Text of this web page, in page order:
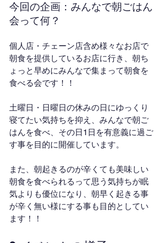
今回の企画：みんなで朝ごはん
会って何？
個人店・チェーン店含め様々なお店で
朝食を提供しているお店に行き、朝ち
ょっと早めにみんなで集まって朝食を
食べる会です！！
土曜日・日曜日の休みの日にゆっくり
寝てたい気持ちを抑え、みんなで朝ご
はんを食べ、その日1日を有意義に過ご
す事を目的に開催しています。
また、朝起きるのが辛くても美味しい
朝食を食べられるって思う気持ちが眠
気よりも優位になり、朝早く起きる事
が辛く無い様にする事も目的としてい
ます！！